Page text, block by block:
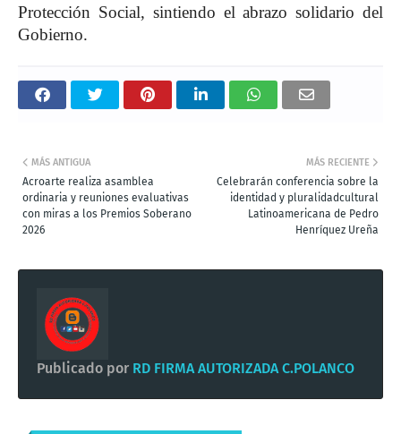
Protección Social, sintiendo el abrazo solidario del
Gobierno.
MÁS RECIENTE
Celebrarán conferencia sobre la
identidad y pluralidadcultural
Latinoamericana de Pedro
Henríquez Ureña
MÁS ANTIGUA
Acroarte realiza asamblea
ordinaria y reuniones evaluativas
con miras a los Premios Soberano
2026
Publicado por RD FIRMA AUTORIZADA C.POLANCO